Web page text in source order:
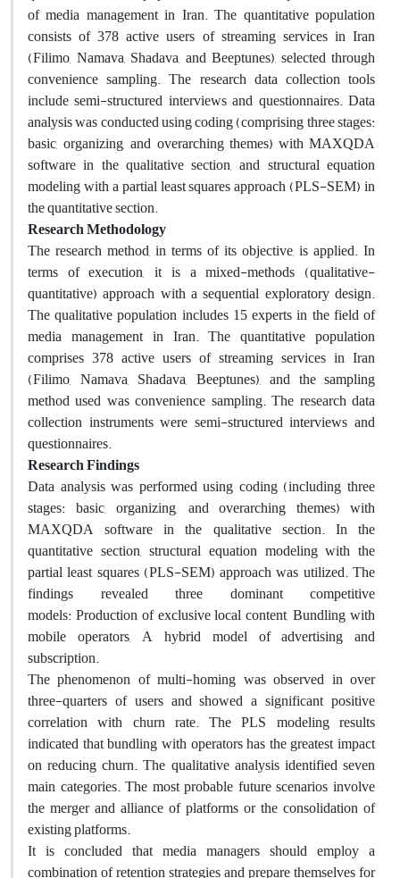
of media management in Iran. The quantitative population
consists of 378 active users of streaming services in Iran
(Filimo, Namava, Shadava, and Beeptunes), selected through
convenience sampling. The research data collection tools
include semi-structured interviews and questionnaires. Data
analysis was conducted using coding (comprising three stages:
basic, organizing, and overarching themes) with MAXQDA
software in the qualitative section, and structural equation
modeling with a partial least squares approach (PLS-SEM) in
the quantitative section.
Research Methodology
The research method, in terms of its objective, is applied. In
terms of execution, it is a mixed-methods (qualitative-
quantitative) approach with a sequential exploratory design.
The qualitative population includes 15 experts in the field of
media management in Iran. The quantitative population
comprises 378 active users of streaming services in Iran
(Filimo, Namava, Shadava, Beeptunes), and the sampling
method used was convenience sampling. The research data
collection instruments were semi-structured interviews and
questionnaires.
Research Findings
Data analysis was performed using coding (including three
stages: basic, organizing, and overarching themes) with
MAXQDA software in the qualitative section. In the
quantitative section, structural equation modeling with the
partial least squares (PLS-SEM) approach was utilized. The
findings revealed three dominant competitive
models: Production of exclusive local content, Bundling with
mobile operators, A hybrid model of advertising and
subscription.
The phenomenon of multi-homing was observed in over
three-quarters of users and showed a significant positive
correlation with churn rate. The PLS modeling results
indicated that bundling with operators has the greatest impact
on reducing churn. The qualitative analysis identified seven
main categories. The most probable future scenarios involve
the merger and alliance of platforms or the consolidation of
existing platforms.
It is concluded that media managers should employ a
combination of retention strategies and prepare themselves for